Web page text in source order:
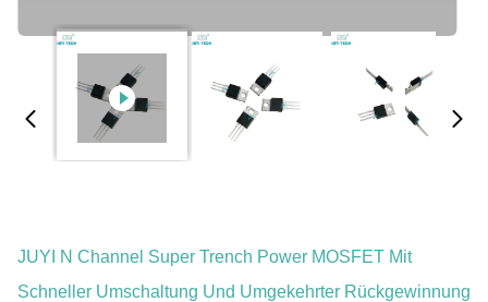
JUYI N Channel Super Trench Power MOSFET Mit
Schneller Umschaltung Und Umgekehrter Rückgewinnung